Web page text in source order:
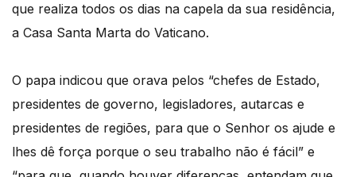
que realiza todos os dias na capela da sua residência,
a Casa Santa Marta do Vaticano.
O papa indicou que orava pelos “chefes de Estado,
presidentes de governo, legisladores, autarcas e
presidentes de regiões, para que o Senhor os ajude e
lhes dê força porque o seu trabalho não é fácil” e